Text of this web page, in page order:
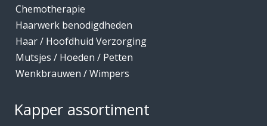
Chemotherapie
Haarwerk benodigdheden
Haar / Hoofdhuid Verzorging
Mutsjes / Hoeden / Petten
Wenkbrauwen / Wimpers
Kapper assortiment